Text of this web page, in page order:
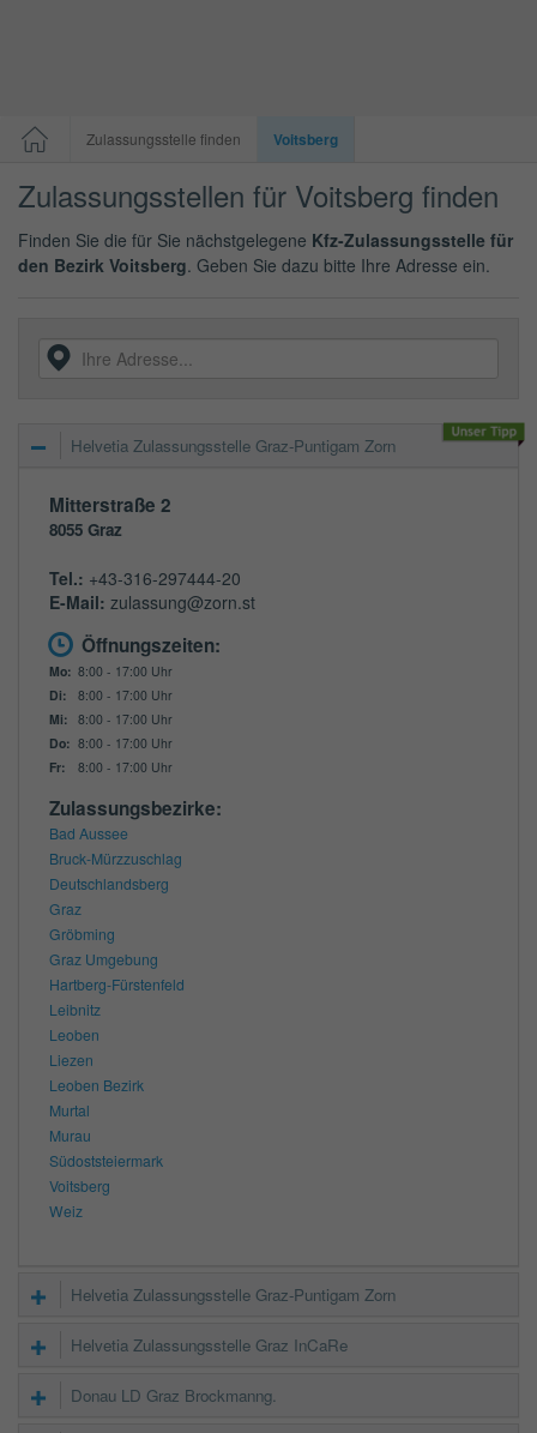
Zulassungsstelle finden Voitsberg
Zulassungsstellen für Voitsberg finden
Finden Sie die für Sie nächstgelegene Kfz-Zulassungsstelle für
den Bezirk Voitsberg. Geben Sie dazu bitte Ihre Adresse ein.
Helvetia Zulassungsstelle Graz-Puntigam Zorn
Mitterstraße 2
8055 Graz
Tel.: +43-316-297444-20
E-Mail: zulassung@zorn.st
Öffnungszeiten:
Mo: 8:00 - 17:00 Uhr
Di:
8:00 - 17:00 Uhr
Mi: 8:00 - 17:00 Uhr
Do: 8:00 - 17:00 Uhr
Fr:
8:00 - 17:00 Uhr
Zulassungsbezirke:
Bad Aussee
Bruck-Mürzzuschlag
Deutschlandsberg
Graz
Gröbming
Graz Umgebung
Hartberg-Fürstenfeld
Leibnitz
Leoben
Liezen
Leoben Bezirk
Murtal
Murau
Südoststeiermark
Voitsberg
Weiz
Helvetia Zulassungsstelle Graz-Puntigam Zorn
Helvetia Zulassungsstelle Graz InCaRe
Donau LD Graz Brockmanng.